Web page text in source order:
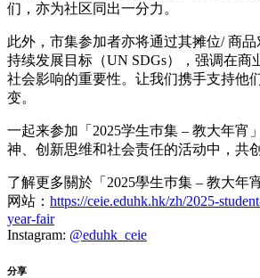
们，亦为社区同出一分力。
此外，市集参加者亦将通过其摊位/ 商
持续发展目标（UN SDGs），强调在商
社会影响的重要性。让我们携手支持他
变。
一起来参加「2025学生巿集 – 教大年宵
神、创新思维和社会责任的活动中，共
了解更多關於「2025學生巿集 – 教大年
网站： https://ceie.eduhk.hk/zh/2025-
year-fair
Instagram: @eduhk_ceie
分享